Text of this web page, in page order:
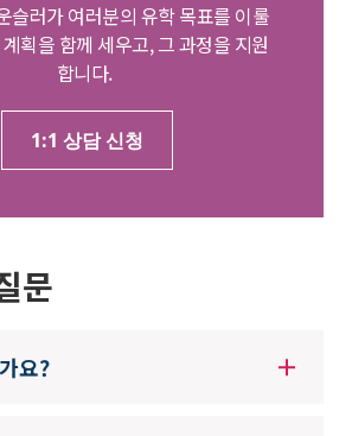
슬러가 여러분의 유학 목표를 이룰
획을 함께 세우고, 그 과정을 지원
합니다.
1:1 상담 신청
문
요?